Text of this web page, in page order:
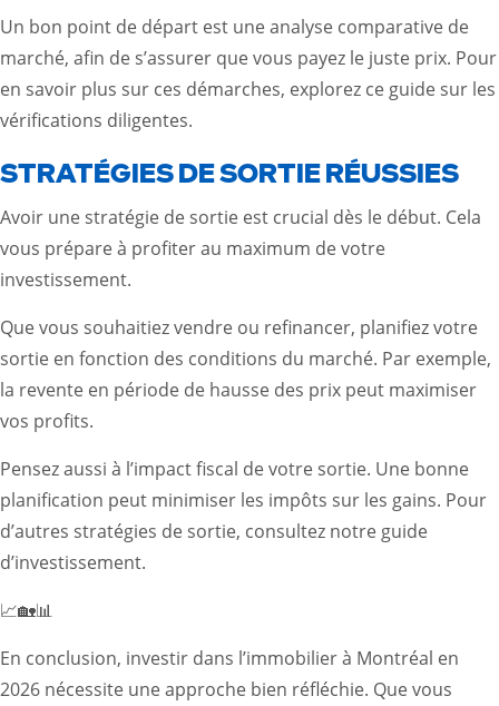
Un bon point de départ est une analyse comparative de
marché, afin de s’assurer que vous payez le juste prix. Pour
en savoir plus sur ces démarches, explorez ce guide sur les
vérifications diligentes.
STRATÉGIES DE SORTIE RÉUSSIES
Avoir une stratégie de sortie est crucial dès le début. Cela
vous prépare à profiter au maximum de votre
investissement.
Que vous souhaitiez vendre ou refinancer, planifiez votre
sortie en fonction des conditions du marché. Par exemple,
la revente en période de hausse des prix peut maximiser
vos profits.
Pensez aussi à l’impact fiscal de votre sortie. Une bonne
planification peut minimiser les impôts sur les gains. Pour
d’autres stratégies de sortie, consultez notre guide
d’investissement.
📈🏡📊
En conclusion, investir dans l’immobilier à Montréal en
2026 nécessite une approche bien réfléchie. Que vous